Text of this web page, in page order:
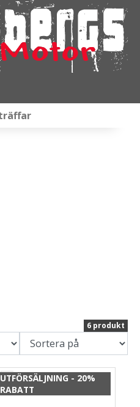
Förvaring
6 produkt
UTFÖRSÄLJNING - 20%
RABATT